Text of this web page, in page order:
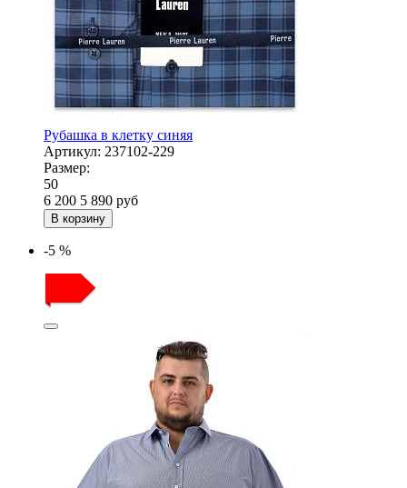
Рубашка в клетку синяя
Артикул: 237102-229
Размер:
50
6 200 5 890 руб
В корзину
-5 %